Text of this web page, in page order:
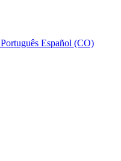
Português Español (CO)